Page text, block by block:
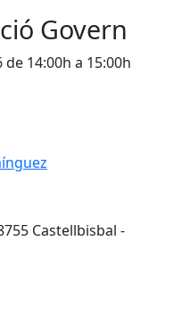
Govern
14:00h a 15:00h
Castellbisbal -